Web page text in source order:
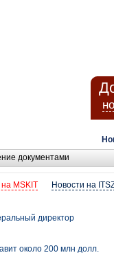
документами
Новости на
MSKIT
директор
около 200 млн долл.